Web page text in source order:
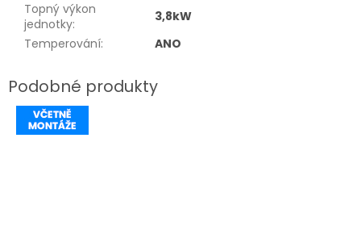
Topný výkon
jednotky:
3,8kW
Temperování: ANO